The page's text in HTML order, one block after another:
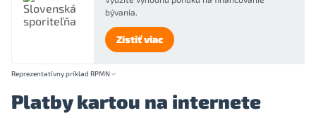
bývania.
Zistiť viac
Reprezentatívny príklad RPMN
Platby kartou na internete